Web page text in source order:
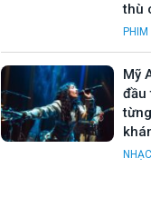
thù
Mỹ
đầu